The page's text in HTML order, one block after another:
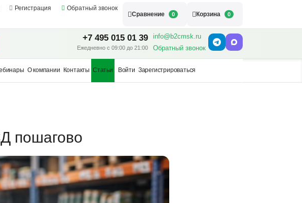
Регистрация
Обратный звонок
Сравнение
0 Корзина 0
+7 495 015 01 39
Ежедневно с 09:00 до 21:00
info@b2cmsk.ru
Обратный звонок
О компании Контакты Статьи Войти Зарегистрироваться
пошагово